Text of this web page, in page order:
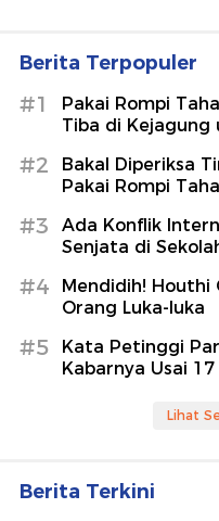
Berita Terpopuler
#1
Pakai Rompi
Tiba di Kejagung
#2
Bakal Diperiksa
Pakai Rompi
#3
Ada Konflik
Senjata di
#4
Mendidih! Houthi
Orang Luka-luka
#5
Kata Petinggi
Kabarnya Usai
Lihat
Berita Terkini